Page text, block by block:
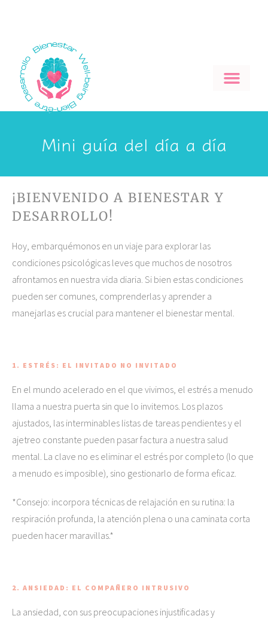
Mini guía del día a día
¡BIENVENIDO A BIENESTAR Y
DESARROLLO!
Hoy, embarquémonos en un viaje para explorar las
condiciones psicológicas leves que muchos de nosotros
afrontamos en nuestra vida diaria. Si bien estas condiciones
pueden ser comunes, comprenderlas y aprender a
manejarlas es crucial para mantener el bienestar mental.
1. ESTRÉS: EL INVITADO NO INVITADO
En el mundo acelerado en el que vivimos, el estrés a menudo
llama a nuestra puerta sin que lo invitemos. Los plazos
ajustados, las interminables listas de tareas pendientes y el
ajetreo constante pueden pasar factura a nuestra salud
mental. La clave no es eliminar el estrés por completo (lo que
a menudo es imposible), sino gestionarlo de forma eficaz.
*Consejo: incorpora técnicas de relajación en su rutina: la
respiración profunda, la atención plena o una caminata corta
pueden hacer maravillas.*
2. ANSIEDAD: EL COMPAÑERO INTRUSIVO
La ansiedad, con sus preocupaciones injustificadas y